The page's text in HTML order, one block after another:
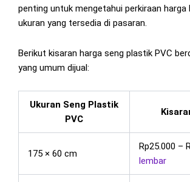
penting untuk mengetahui perkiraan harga
ukuran yang tersedia di pasaran.
Berikut kisaran harga seng plastik PVC
yang umum dijual:
Ukuran Seng Plastik
PVC
175 × 60 cm
Rp25.000 –
lembar